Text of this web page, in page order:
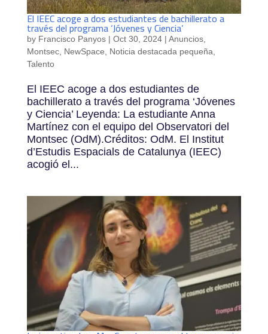
El IEEC acoge a dos estudiantes de bachillerato a
través del programa ‘Jóvenes y Ciencia’
by Francisco Panyos| Oct 30, 2024| Anuncios,
Montsec, NewSpace Noticia destacada pequeña
Talento
El IEEC acoge a dos estudiantes de
bachillerato a través del programa ‘Jóvenes
y Ciencia’ Leyenda: La estudiante Anna
Martínez con el equipo del Observatori del
Montsec (OdM).Créditos: OdM. El Institut
d’Estudis Espacials de Catalunya (IEEC)
acogió el...